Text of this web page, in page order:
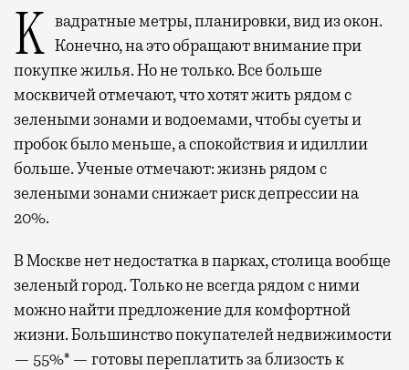
Квадратные метры, планировки, вид из окон. Конечно, на это обращают внимание при
покупке жилья. Но не только. Все больше
москвичей отмечают, что хотят жить рядом с
зелеными зонами и водоемами, чтобы суеты и
пробок было меньше, а спокойствия и идиллии
больше. Ученые отмечают: жизнь рядом с
зелеными зонами снижает риск депрессии на
20%.
В Москве нет недостатка в парках, столица вообще
зеленый город. Только не всегда рядом с ними
можно найти предложение для комфортной
жизни. Большинство покупателей недвижимости
— 55%* — готовы переплатить за близость к